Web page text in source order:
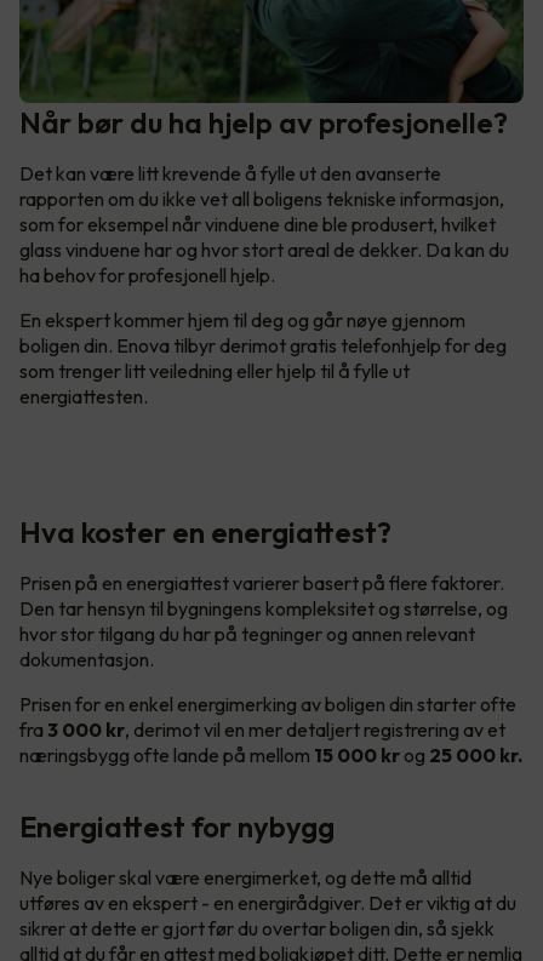
Når bør du ha hjelp av profesjonelle?
Det kan være litt krevende å fylle ut den avanserte
rapporten om du ikke vet all boligens tekniske informasjon,
som for eksempel når vinduene dine ble produsert, hvilket
glass vinduene har og hvor stort areal de dekker. Da kan du
ha behov for profesjonell hjelp.
En ekspert kommer hjem til deg og går nøye gjennom
boligen din. Enova tilbyr derimot gratis telefonhjelp for deg
som trenger litt veiledning eller hjelp til å fylle ut
energiattesten.
Hva koster en energiattest?
Prisen på en energiattest varierer basert på flere faktorer.
Den tar hensyn til bygningens kompleksitet og størrelse, og
hvor stor tilgang du har på tegninger og annen relevant
dokumentasjon.
Prisen for en enkel energimerking av boligen din starter ofte
fra 3 000 kr, derimot vil en mer detaljert registrering av et
næringsbygg ofte lande på mellom 15 000 kr og 25 000 kr.
Energiattest for nybygg
Nye boliger skal være energimerket, og dette må alltid
utføres av en ekspert - en energirådgiver. Det er viktig at du
sikrer at dette er gjort før du overtar boligen din, så sjekk
alltid at du får en attest med boligkjøpet ditt. Dette er nemlig